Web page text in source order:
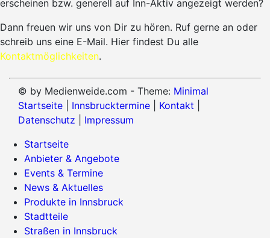
erscheinen bzw. generell auf Inn-Aktiv angezeigt werden?
Dann freuen wir uns von Dir zu hören. Ruf gerne an oder
schreib uns eine E-Mail. Hier findest Du alle
Kontaktmöglichkeiten.
© by Medienweide.com - Theme: Minimal
Startseite
Innsbrucktermine Kontakt
Datenschutz
Impressum
Startseite
Anbieter & Angebote
Events & Termine
News & Aktuelles
Produkte in Innsbruck
Stadtteile
Straßen in Innsbruck